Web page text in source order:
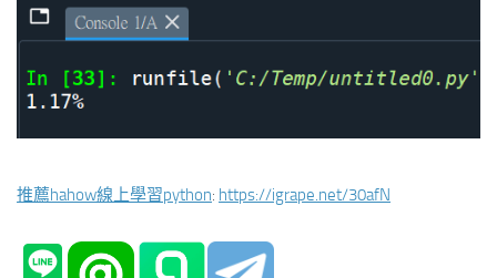
推薦hahow線上學習python: https://igrape.net/30afN